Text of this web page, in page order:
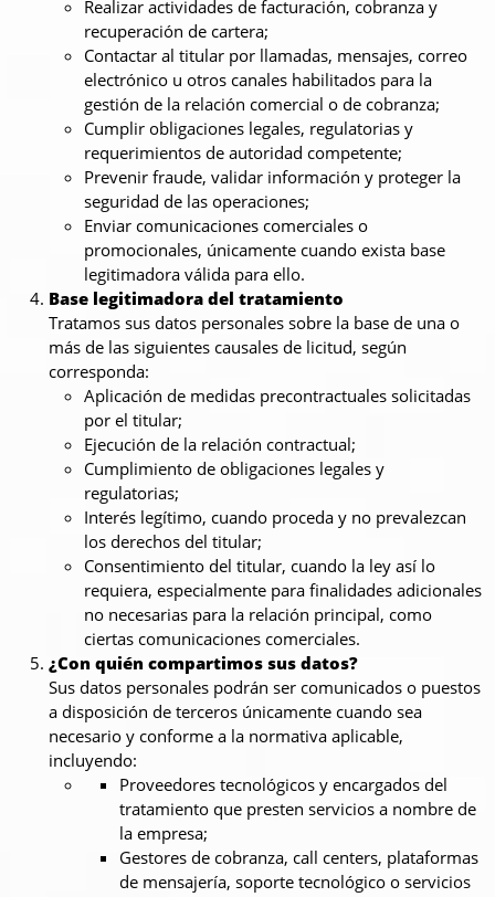
Realizar actividades de facturación, cobranza y
recuperación de cartera;
Contactar al titular por llamadas, mensajes, correo
electrónico u otros canales habilitados para la
gestión de la relación comercial o de cobranza;
Cumplir obligaciones legales, regulatorias y
requerimientos de autoridad competente;
Prevenir fraude, validar información y proteger la
seguridad de las operaciones;
Enviar comunicaciones comerciales o
promocionales, únicamente cuando exista base
legitimadora válida para ello.
Base legitimadora del tratamiento
Tratamos sus datos personales sobre la base de una o
más de las siguientes causales de licitud, según
corresponda:
Aplicación de medidas precontractuales solicitadas
por el titular;
Ejecución de la relación contractual;
Cumplimiento de obligaciones legales y
regulatorias;
Interés legítimo, cuando proceda y no prevalezcan
los derechos del titular;
Consentimiento del titular, cuando la ley así lo
requiera, especialmente para finalidades adicionales
no necesarias para la relación principal, como
ciertas comunicaciones comerciales.
¿Con quién compartimos sus datos?
Sus datos personales podrán ser comunicados o puestos
a disposición de terceros únicamente cuando sea
necesario y conforme a la normativa aplicable,
incluyendo:
Proveedores tecnológicos y encargados del
tratamiento que presten servicios a nombre de
la empresa;
Gestores de cobranza, call centers, plataformas
de mensajería, soporte tecnológico o servicios